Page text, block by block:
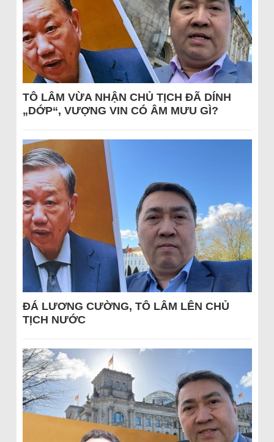
TÔ LÂM VỪA NHẬN CHỦ TỊCH ĐÃ DÍNH
„DỚP“, VƯỢNG VIN CÓ ÂM MƯU GÌ?
ĐÁ LƯƠNG CƯỜNG, TÔ LÂM LÊN CHỦ
TỊCH NƯỚC